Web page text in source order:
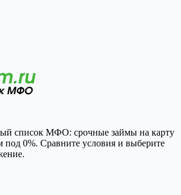
список МФО: срочные займы на карту
под 0%. Сравните условия и выберите